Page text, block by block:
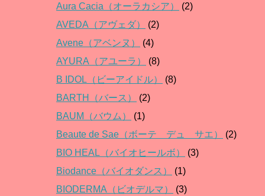
Aura Cacia（オーラカシア）
(2)
AVEDA（アヴェダ）
(2)
Avene（アベンヌ）
(4)
AYURA（アユーラ）
(8)
B IDOL（ビーアイドル）
(8)
BARTH（バース）
(2)
BAUM（バウム）
(1)
Beaute de Sae（ボーテ デュ サエ）
(2)
BIO HEAL（バイオヒールボ）
(3)
Biodance（バイオダンス）
(1)
BIODERMA（ビオデルマ）
(3)